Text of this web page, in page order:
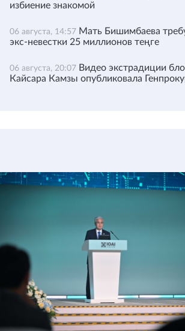
избиение знакомой
06 августа, 14:57 Мать Бишимбаева
экс-невестки 25 миллионов теңге
06 августа, 20:07 Видео экстрадиции
Кайсара Камзы опубликовала